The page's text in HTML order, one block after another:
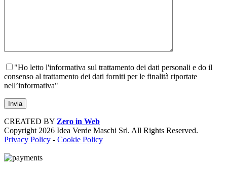
"Ho letto l'informativa sul trattamento dei dati personali e do il
consenso al trattamento dei dati forniti per le finalità riportate
nell’informativa"
CREATED BY Zero in Web
Copyright 2026 Idea Verde Maschi Srl. All Rights Reserved.
Privacy Policy - Cookie Policy